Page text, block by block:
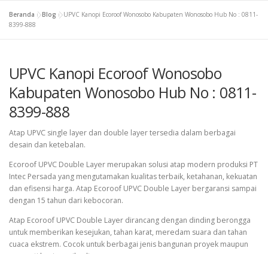
Beranda »Blog »UPVC Kanopi Ecoroof Wonosobo Kabupaten Wonosobo Hub No : 0811-
8399-888
UPVC Kanopi Ecoroof Wonosobo
Kabupaten Wonosobo Hub No : 0811-
8399-888
Atap UPVC single layer dan double layer tersedia dalam berbagai
desain dan ketebalan.
Ecoroof UPVC Double Layer merupakan solusi atap modern produksi PT
Intec Persada yang mengutamakan kualitas terbaik, ketahanan, kekuatan
dan efisensi harga. Atap Ecoroof UPVC Double Layer bergaransi sampai
dengan 15 tahun dari kebocoran.
Atap Ecoroof UPVC Double Layer dirancang dengan dinding berongga
untuk memberikan kesejukan, tahan karat, meredam suara dan tahan
cuaca ekstrem. Cocok untuk berbagai jenis bangunan proyek maupun